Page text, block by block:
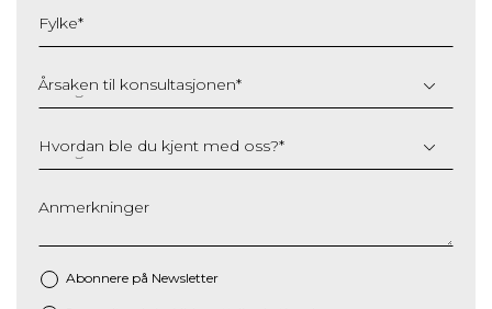
YYYY
Fylke*
Årsaken til konsultasjonen*
Hvordan ble du kjent med oss?*
Anmerkninger
Abonnere på Newsletter